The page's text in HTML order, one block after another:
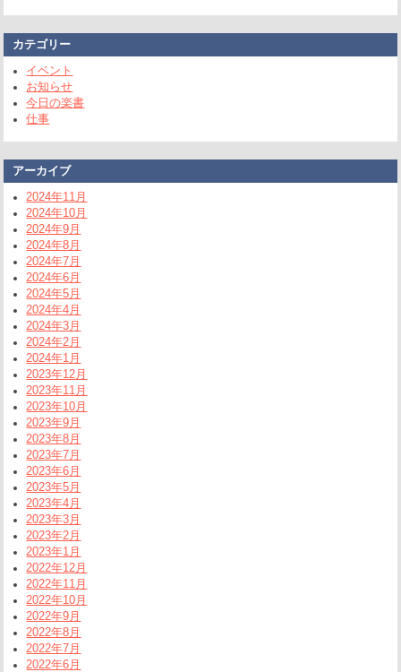
カテゴリー
イベント
お知らせ
今日の楽書
仕事
アーカイブ
2024年11月
2024年10月
2024年9月
2024年8月
2024年7月
2024年6月
2024年5月
2024年4月
2024年3月
2024年2月
2024年1月
2023年12月
2023年11月
2023年10月
2023年9月
2023年8月
2023年7月
2023年6月
2023年5月
2023年4月
2023年3月
2023年2月
2023年1月
2022年12月
2022年11月
2022年10月
2022年9月
2022年8月
2022年7月
2022年6月